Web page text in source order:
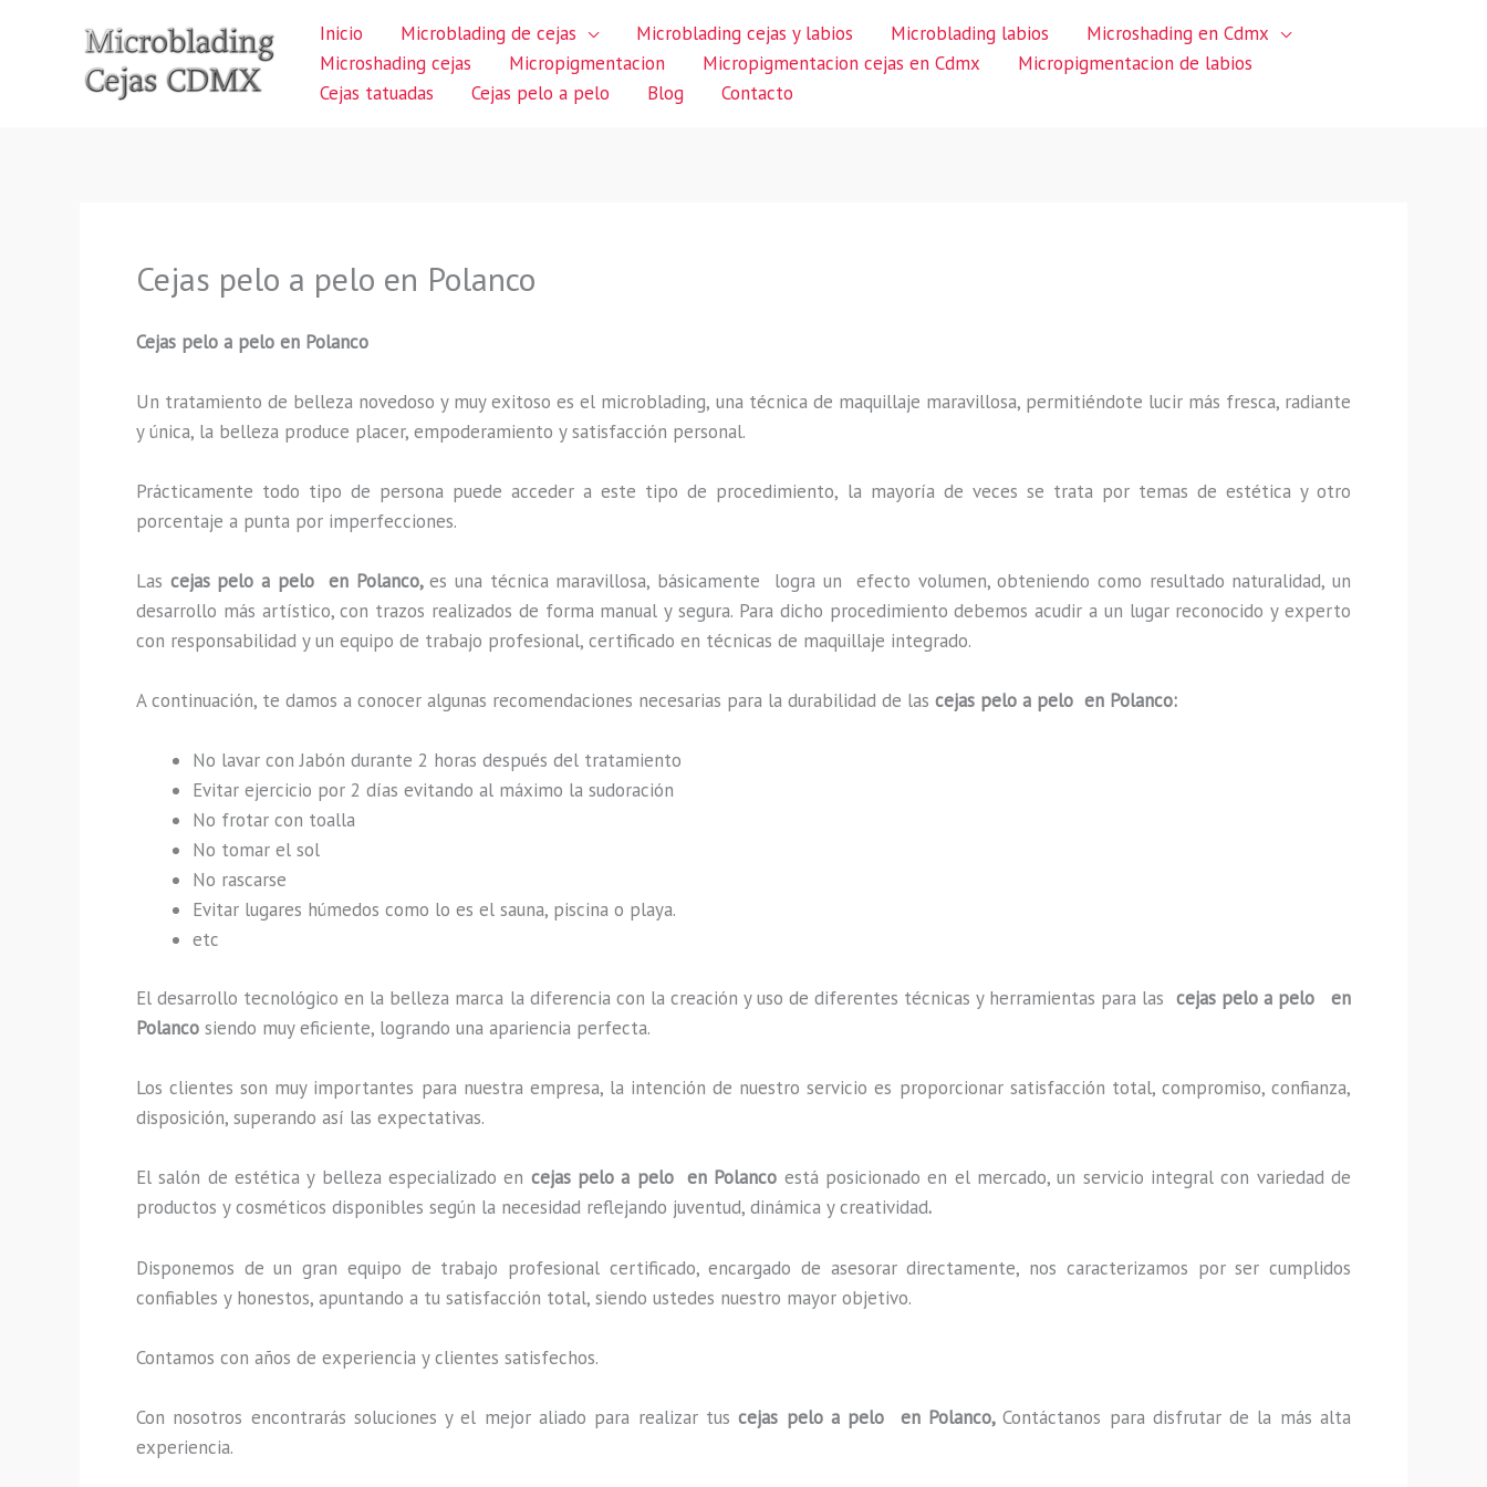
Inicio Microblading de cejas Microblading cejas y labios Microblading labios
Microshading en Cdmx
Microshading cejas
Micropigmentacion Micropigmentacion cejas en Cdmx
Micropigmentacion de labios
Cejas tatuadas
Cejas pelo a pelo Blog Contacto
Cejas pelo a pelo en Polanco
Cejas pelo a pelo en Polanco
Un tratamiento de belleza novedoso y muy exitoso es el microblading, una técnica de maquillaje maravillosa, permitiéndote lucir más fresca, radiante
y única, la belleza produce placer, empoderamiento y satisfacción personal.
Prácticamente todo tipo de persona puede acceder a este tipo de procedimiento, la mayoría de veces se trata por temas de estética y otro
porcentaje a punta por imperfecciones.
Las cejas pelo a pelo en Polanco,es una técnica maravillosa, básicamente
logra un efecto volumen, obteniendo como resultado naturalidad, un
desarrollo más artístico, con trazos realizados de forma manual y segura. Para dicho procedimiento debemos acudir a un lugar reconocido y experto
con responsabilidad y un equipo de trabajo profesional, certificado en técnicas de maquillaje integrado.
A continuación, te damos a conocer algunas recomendaciones necesarias para la durabilidad de las cejas pelo a pelo en Polanco:
No lavar con Jabón durante 2 horas después del tratamiento
Evitar ejercicio por 2 días evitando al máximo la sudoración
No frotar con toalla
No tomar el sol
No rascarse
Evitar lugares húmedos como lo es el sauna, piscina o playa.
etc
El desarrollo tecnológico en la belleza marca la diferencia con la creación y uso de diferentes técnicas y herramientas para las cejas pelo a pelo en
Polanco siendo muy eficiente, logrando una apariencia perfecta.
Los clientes son muy importantes para nuestra empresa, la intención de nuestro servicio es proporcionar satisfacción total, compromiso, confianza,
disposición, superando así las expectativas.
El salón de estética y belleza especializado en cejas pelo a pelo en Polanco está posicionado en el mercado, un servicio integral con variedad de
productos y cosméticos disponibles según la necesidad reflejando juventud, dinámica y creatividad.
Disponemos de un gran equipo de trabajo profesional certificado, encargado de asesorar directamente, nos caracterizamos por ser cumplidos
confiables y honestos, apuntando a tu satisfacción total, siendo ustedes nuestro mayor objetivo.
Contamos con años de experiencia y clientes satisfechos.
Con nosotros encontrarás soluciones y el mejor aliado para realizar tuscejas pelo a pelo en Polanco,Contáctanos para disfrutar de la más alta
experiencia.